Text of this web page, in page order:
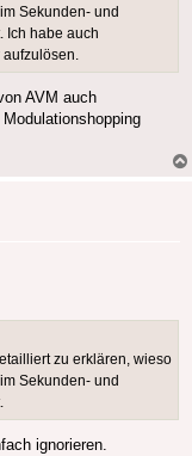
Sekunden- und
Ich habe auch
AVM auch
zu erklären, wieso
Sekunden- und
ignorieren.